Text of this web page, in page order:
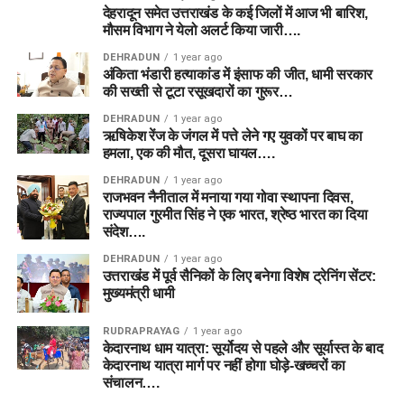
देहरादून समेत उत्तराखंड के कई जिलों में आज भी बारिश,
मौसम विभाग ने येलो अलर्ट किया जारी….
DEHRADUN 1 year ago
अंकिता भंडारी हत्याकांड में इंसाफ की जीत, धामी सरकार
की सख्ती से टूटा रसूखदारों का गुरूर…
DEHRADUN 1 year ago
ऋषिकेश रेंज के जंगल में पत्ते लेने गए युवकों पर बाघ का
हमला, एक की मौत, दूसरा घायल….
DEHRADUN 1 year ago
राजभवन नैनीताल में मनाया गया गोवा स्थापना दिवस,
राज्यपाल गुरमीत सिंह ने एक भारत, श्रेष्ठ भारत का दिया
संदेश….
DEHRADUN 1 year ago
उत्तराखंड में पूर्व सैनिकों के लिए बनेगा विशेष ट्रेनिंग सेंटर:
मुख्यमंत्री धामी
RUDRAPRAYAG 1 year ago
केदारनाथ धाम यात्रा: सूर्योदय से पहले और सूर्यास्त के बाद
केदारनाथ यात्रा मार्ग पर नहीं होगा घोड़े-खच्चरों का
संचालन….